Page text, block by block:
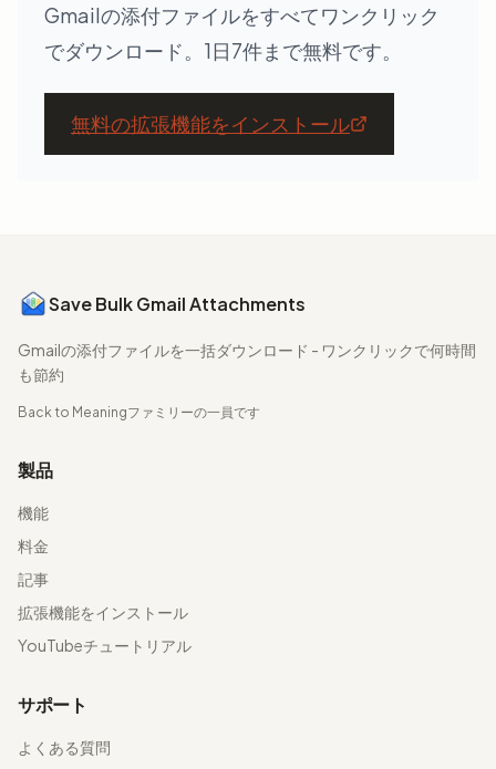
Gmailの添付ファイルをすべてワンクリック
でダウンロード。1日7件まで無料です。
無料の拡張機能をインストール
Save Bulk Gmail Attachments
Gmailの添付ファイルを一括ダウンロード - ワンクリックで何時間
も節約
Back to Meaningファミリーの一員です
製品
機能
料金
記事
拡張機能をインストール
YouTubeチュートリアル
サポート
よくある質問